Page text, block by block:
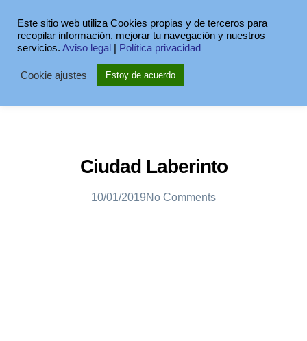
Ciudad Laberinto
10/01/2019No Comments
Este sitio web utiliza Cookies propias y de terceros para
recopilar información, mejorar tu navegación y nuestros
servicios. Aviso legal Política privacidad
Cookie ajustes Estoy de acuerdo